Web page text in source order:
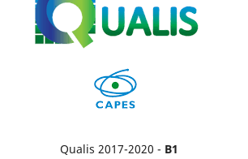
Qualis 2017-2020 - B1